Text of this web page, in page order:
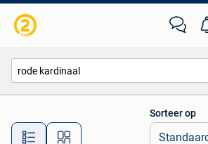
Alle afstanden…
Sorteer op